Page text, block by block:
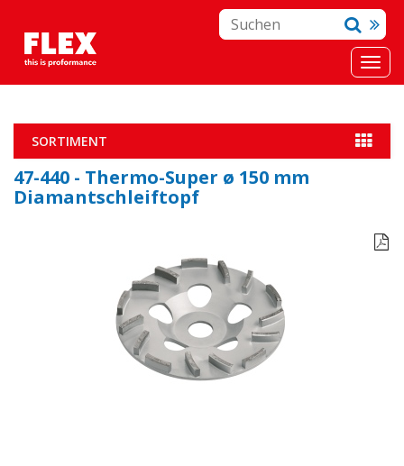
SORTIMENT
47-440 - Thermo-Super ø 150 mm
Diamantschleiftopf
